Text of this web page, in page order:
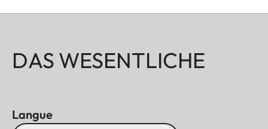
DAS WESENTLICHE
Langue